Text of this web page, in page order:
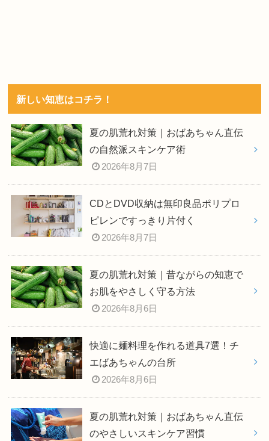
新しい知恵はコチラ！
夏の肌荒れ対策｜おばあちゃん直伝
の自然派スキンケア術
2026年8月7日
CDとDVD収納は無印良品ポリプロ
ピレンですっきり片付く
2026年8月7日
夏の肌荒れ対策｜昔ながらの知恵で
お肌をやさしく守る方法
2026年8月6日
快適に麺料理を作れる道具7選！チ
エばあちゃんの台所
2026年8月6日
夏の肌荒れ対策｜おばあちゃん直伝
のやさしいスキンケア習慣